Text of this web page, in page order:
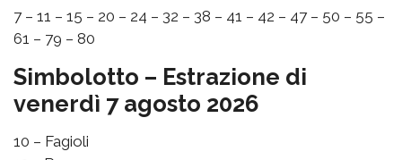
7 – 11 – 15 – 20 – 24 – 32 – 38 – 41 – 42 – 47 – 50 – 55 –
61 – 79 – 80
Simbolotto – Estrazione di
venerdì 7 agosto 2026
10 – Fagioli